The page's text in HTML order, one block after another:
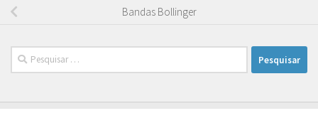
Bandas Bollinger
Pesquisar
por: